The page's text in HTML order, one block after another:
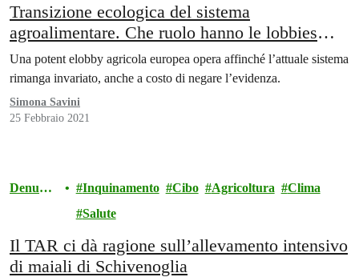
Transizione ecologica del sistema
agroalimentare. Che ruolo hanno le lobbies
dell’agricoltura intensiva?
Una potent elobby agricola europea opera affinché l’attuale sistema
rimanga invariato, anche a costo di negare l’evidenza.
Simona Savini
25 Febbraio 2021
Denunci
Inquinamento Cibo Agricoltura
Clima
Salute
Il TAR ci dà ragione sull’allevamento intensivo
di maiali di Schivenoglia